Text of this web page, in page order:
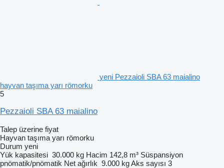
yeni Pezzaioli SBA 63 maialino
hayvan taşıma yarı römorku
5
Pezzaioli SBA 63 maialino
Talep üzerine fiyat
Hayvan taşıma yarı römorku
Durum yeni
Yük kapasitesi 30.000 kg Hacim 142,8 m³ Süspansiyon
pnömatik/pnömatik Net ağırlık 9.000 kgAks sayısı 3